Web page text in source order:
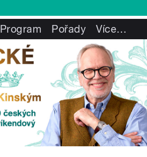
Program Pořady Více…